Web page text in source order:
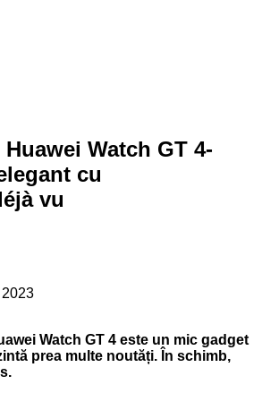
Watch GT 4-
cu
vu
Watch GT 4 este un mic gadget
prea multe noutăți. În schimb,